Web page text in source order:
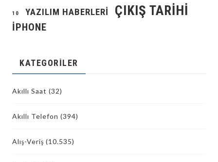
10 YAZILIM HABERLERI ÇIKIŞ TARIHI
İPHONE
KATEGORILER
Akıllı Saat (32)
Akıllı Telefon (394)
Alış-Veriş (10.535)